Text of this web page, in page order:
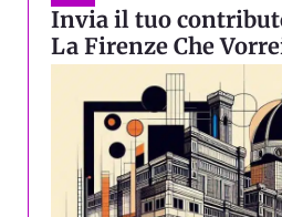
Invia il tuo
La Firenze Che